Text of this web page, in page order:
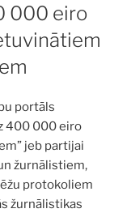
000 eiro
portāls
400 000 eiro
jeb partijai
žurnālistiem,
protokoliem
žurnālistikas